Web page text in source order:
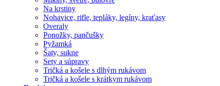
Na krstiny
Nohavice, rifle, tepláky, legíny, kraťasy
Overaly
Ponožky, pančušky
Pyžamká
Šaty, sukne
Sety a súpravy
Tričká a košele s dlhým rukávom
Tričká a košele s krátkym rukávom